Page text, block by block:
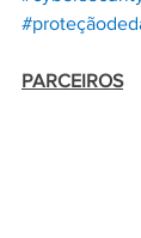
PARCEIROS